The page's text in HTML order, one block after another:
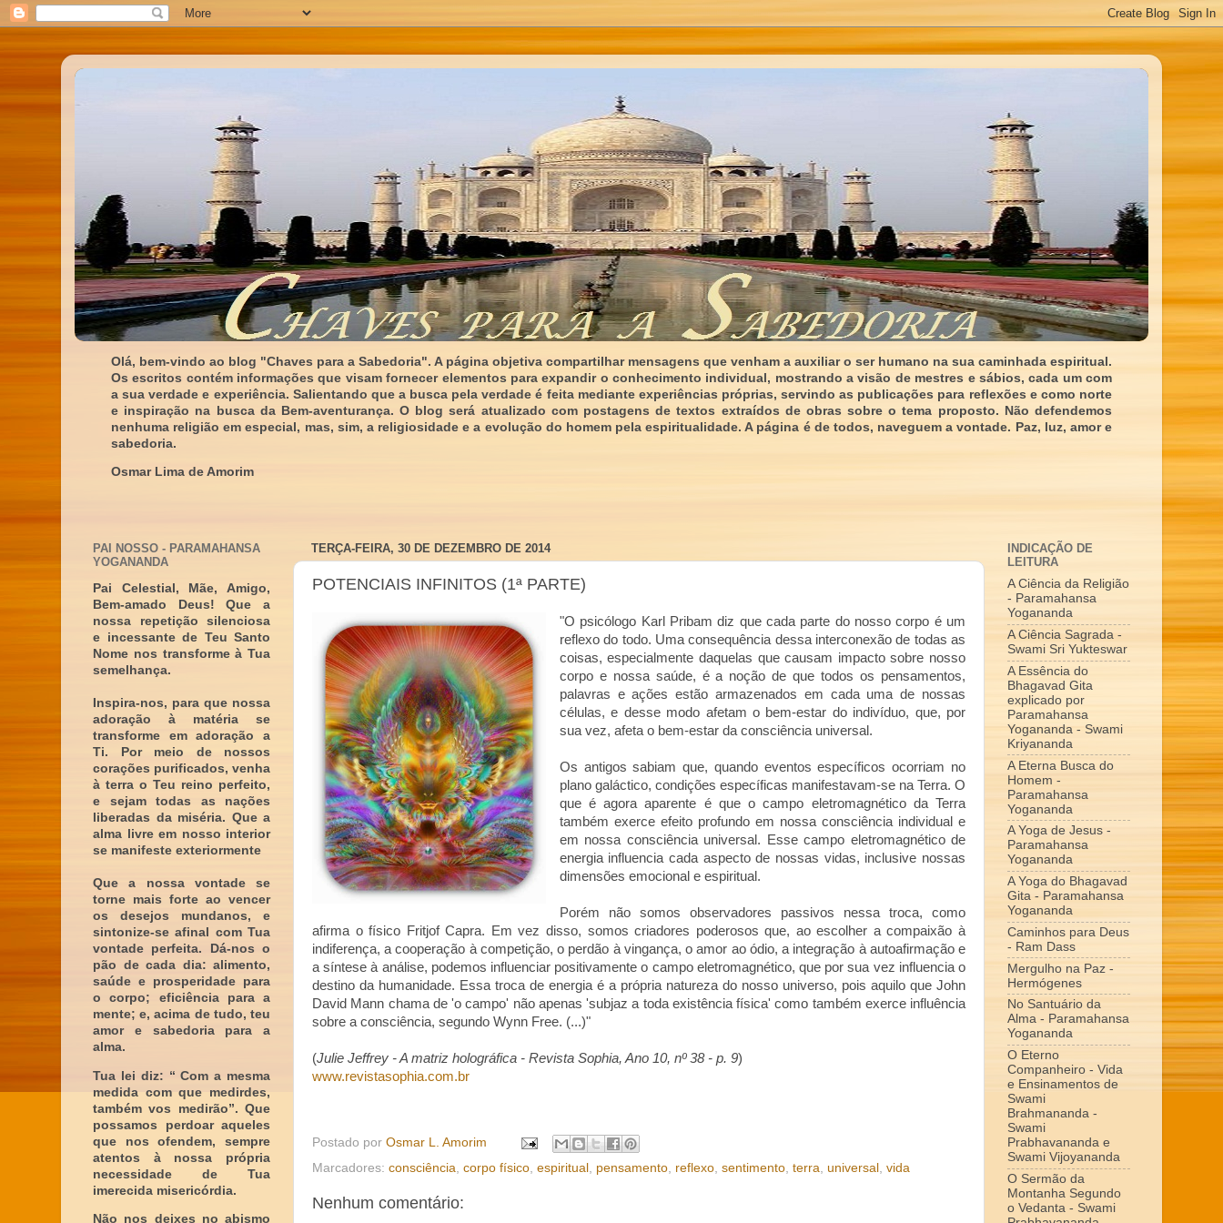
Olá, bem-vindo ao blog "Chaves para a Sabedoria". A página objetiva compartilhar mensagens que venham a auxiliar o ser humano na sua caminhada espiritual.
Os escritos contém informações que visam fornecer elementos para expandir o conhecimento individual, mostrando a visão de mestres e sábios, cada um com
a sua verdade e experiência. Salientando que a busca pela verdade é feita mediante experiências próprias, servindo as publicações para reflexões e como norte
e inspiração na busca da Bem-aventurança. O blog será atualizado com postagens de textos extraídos de obras sobre o tema proposto. Não defendemos
nenhuma religião em especial, mas, sim, a religiosidade e a evolução do homem pela espiritualidade. A página é de todos, naveguem a vontade. Paz, luz, amor e
sabedoria.
Osmar Lima de Amorim
TERÇA-FEIRA, 30 DE DEZEMBRO DE 2014
POTENCIAIS INFINITOS (1ª PARTE)
"O psicólogo Karl Pribam diz que cada parte do nosso corpo é um
reflexo do todo. Uma consequência dessa interconexão de todas as
coisas, especialmente daquelas que causam impacto sobre nosso
corpo e nossa saúde, é a noção de que todos os pensamentos,
palavras e ações estão armazenados em cada uma de nossas
células, e desse modo afetam o bem-estar do indivíduo, que, por
sua vez, afeta o bem-estar da consciência universal.
Os antigos sabiam que, quando eventos específicos ocorriam no
plano galáctico, condições específicas manifestavam-se na Terra. O
que é agora aparente é que o campo eletromagnético da Terra
também exerce efeito profundo em nossa consciência individual e
em nossa consciência universal. Esse campo eletromagnético de
energia influencia cada aspecto de nossas vidas, inclusive nossas
dimensões emocional e espiritual.
Porém não somos observadores passivos nessa troca, como
afirma o físico Fritjof Capra. Em vez disso, somos criadores poderosos que, ao escolher a compaixão à
indiferença, a cooperação à competição, o perdão à vingança, o amor ao ódio, a integração à autoafirmação e
a síntese à análise, podemos influenciar positivamente o campo eletromagnético, que por sua vez influencia o
destino da humanidade. Essa troca de energia é a própria natureza do nosso universo, pois aquilo que John
David Mann chama de 'o campo' não apenas 'subjaz a toda existência física' como também exerce influência
sobre a consciência, segundo Wynn Free. (...)"
(Julie Jeffrey - A matriz holográfica - Revista Sophia, Ano 10, nº 38 - p. 9)
www.revistasophia.com.br
Postado por Osmar L. Amorim
Marcadores: consciência corpo físico espiritual pensamento reflexo sentimento terra universal vida
Nenhum comentário:
PAI NOSSO - PARAMAHANSA
YOGANANDA
Pai Celestial, Mãe, Amigo,
Bem-amado Deus! Que a
nossa repetição silenciosa
e incessante de Teu Santo
Nome nos transforme à Tua
semelhança.
Inspira-nos, para que nossa
adoração à matéria se
transforme em adoração a
Ti. Por meio de nossos
corações purificados, venha
à terra o Teu reino perfeito,
e sejam todas as nações
liberadas da miséria. Que a
alma livre em nosso interior
se manifeste exteriormente
Que a nossa vontade se
torne mais forte ao vencer
os desejos mundanos, e
sintonize-se afinal com Tua
vontade perfeita. Dá-nos o
pão de cada dia: alimento,
saúde e prosperidade para
o corpo; eficiência para a
mente; e, acima de tudo, teu
amor e sabedoria para a
alma.
Tua lei diz: “ Com a mesma
medida com que medirdes,
também vos medirão”. Que
possamos perdoar aqueles
que nos ofendem, sempre
atentos à nossa própria
necessidade de Tua
imerecida misericórdia.
Não nos deixes no abismo
INDICAÇÃO DE
LEITURA
A Ciência da Religião
- Paramahansa
Yogananda
A Ciência Sagrada -
Swami Sri Yukteswar
A Essência do
Bhagavad Gita
explicado por
Paramahansa
Yogananda - Swami
Kriyananda
A Eterna Busca do
Homem -
Paramahansa
Yogananda
A Yoga de Jesus -
Paramahansa
Yogananda
A Yoga do Bhagavad
Gita - Paramahansa
Yogananda
Caminhos para Deus
- Ram Dass
Mergulho na Paz -
Hermógenes
No Santuário da
Alma - Paramahansa
Yogananda
O Eterno
Companheiro - Vida
e Ensinamentos de
Swami
Brahmananda -
Swami
Prabhavananda e
Swami Vijoyananda
O Sermão da
Montanha Segundo
o Vedanta - Swami